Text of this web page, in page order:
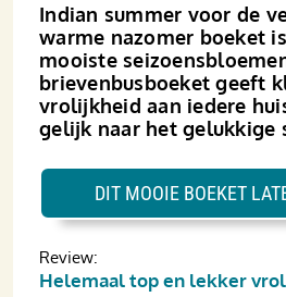
Indian summer voor de
warme nazomer boeket
mooiste
brievenbus­boeket geeft
vrolijkheid aan iedere
gelijk naar het gelukkige
Review:
Helemaal top en lekker
DIT MOOIE BOEKET